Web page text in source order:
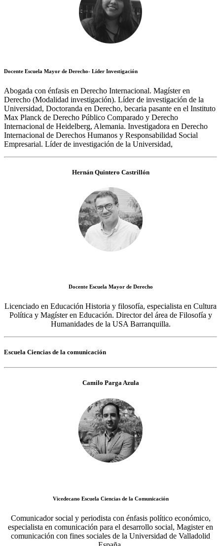
Docente Escuela Mayor de Derecho- Líder Investigación
Abogada con énfasis en Derecho Internacional. Magíster en
Derecho (Modalidad investigación). Líder de investigación de la
Universidad, Doctoranda en Derecho, becaria pasante en el Instituto
Max Planck de Derecho Público Comparado y Derecho
Internacional de Heidelberg, Alemania. Investigadora en Derecho
Internacional de Derechos Humanos y Responsabilidad Social
Empresarial. Líder de investigación de la Universidad,
Hernán Quintero Castrillón
Docente Escuela Mayor de Derecho
Licenciado en Educación Historia y filosofía, especialista en Cultura
Política y Magíster en Educación. Director del área de Filosofía y
Humanidades de la USA Barranquilla.
Escuela Ciencias de la comunicación
Camilo Parga Azula
Vicedecano Escuela Ciencias de la Comunicación
Comunicador social y periodista con énfasis político económico,
especialista en comunicación para el desarrollo social, Magister en
comunicación con fines sociales de la Universidad de Valladolid